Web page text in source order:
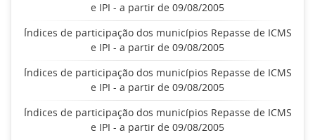
e IPI - a partir de 09/08/2005
Índices de participação dos municípios Repasse de ICMS
e IPI - a partir de 09/08/2005
Índices de participação dos municípios Repasse de ICMS
e IPI - a partir de 09/08/2005
Índices de participação dos municípios Repasse de ICMS
e IPI - a partir de 09/08/2005